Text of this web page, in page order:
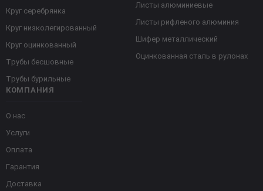
КОМПАНИЯ
О нас
Услуги
Оплата
Гарантия
Доставка
Круг серебрянка
Круг низколегированный
Круг оцинкованный
Трубы бесшовные
Трубы бурильные
Листы алюминиевые
Листы рифленого алюминия
Шифер металлический
Оцинкованная сталь в рулонах